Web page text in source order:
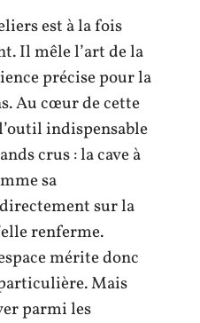
est à la fois
Il mêle l’art de la
précise pour la
Au cœur de cette
indispensable
crus : la cave à
sa
sur la
renferme.
mérite donc
Mais
parmi les